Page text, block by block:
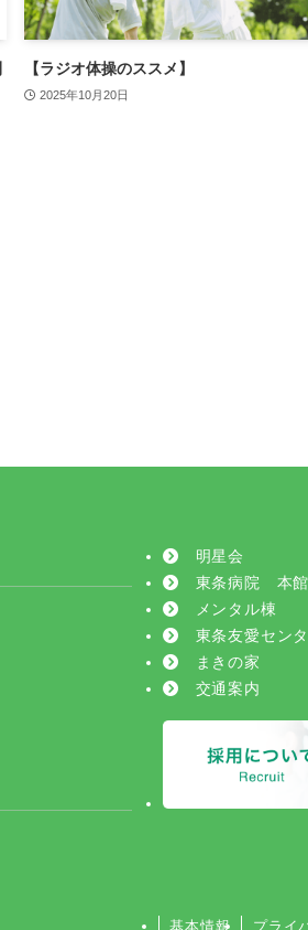
【ラジオ体操のススメ】
2025年10月20日
明星会
東条病院 本館
メンタル棟
東条友愛セン
まきの家
交通案内
基本情報 プライ